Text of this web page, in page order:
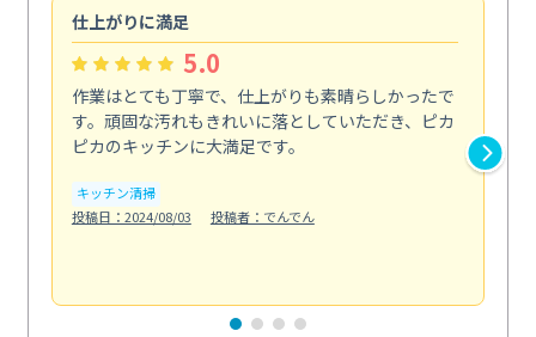
仕上がりに満足
5.0
作業はとても丁寧で、仕上がりも素晴らしかったで
す。頑固な汚れもきれいに落としていただき、ピカ
ピカのキッチンに大満足です。
キッチン清掃
投稿日：2024/08/03
投稿者：でんでん